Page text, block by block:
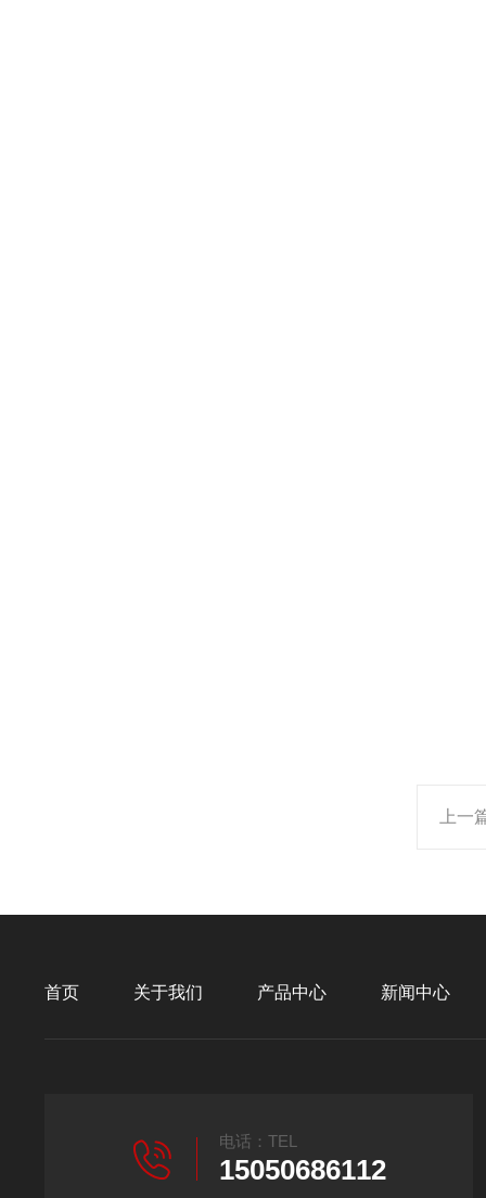
上一
首页 关于我们 产品中心 新闻中心
电话：TEL
15050686112